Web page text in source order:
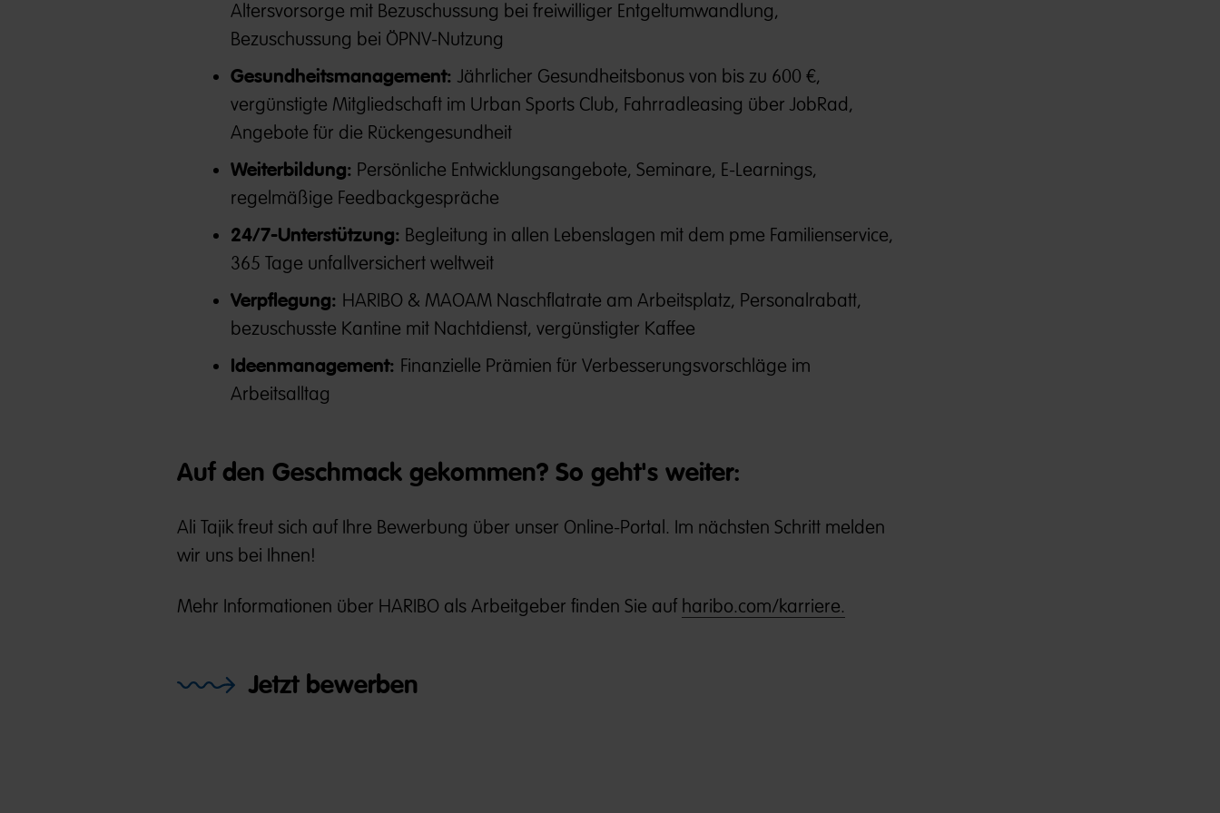
Altersvorsorge mit Bezuschussung bei freiwilliger Entgeltumwandlung,
Bezuschussung bei ÖPNV-Nutzung
Gesundheitsmanagement: Jährlicher Gesundheitsbonus von bis zu 600 €,
vergünstigte Mitgliedschaft im Urban Sports Club, Fahrradleasing über JobRad,
Angebote für die Rückengesundheit
Weiterbildung: Persönliche Entwicklungsangebote, Seminare, E-Learnings,
regelmäßige Feedbackgespräche
24/7-Unterstützung: Begleitung in allen Lebenslagen mit dem pme Familienservice,
365 Tage unfallversichert weltweit
Verpflegung: HARIBO & MAOAM Naschflatrate am Arbeitsplatz, Personalrabatt,
bezuschusste Kantine mit Nachtdienst, vergünstigter Kaffee
Ideenmanagement: Finanzielle Prämien für Verbesserungsvorschläge im
Arbeitsalltag
Auf den Geschmack gekommen? So geht's weiter:
Ali Tajik freut sich auf Ihre Bewerbung über unser Online-Portal. Im nächsten Schritt melden
wir uns bei Ihnen!
Mehr Informationen über HARIBO als Arbeitgeber finden Sie auf haribo.com/karriere.
Jetzt bewerben